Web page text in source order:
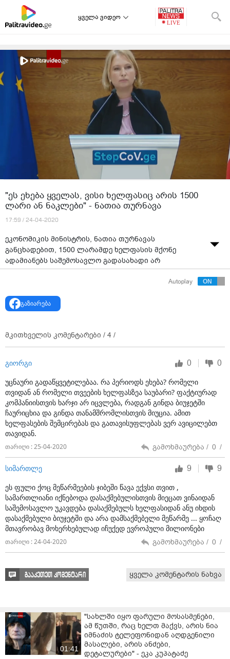
ყველა ვიდეო
"ეს ეხება ყველას, ვისი ხელფასიც არის 1500
ლარი ან ნაკლები" - ნათია თურნავა
17:59 / 24-04-2020
ეკონომიკის მინისტრის, ნათია თურნავას
განცხადებით, 1500 ლარამდე ხელფასის მქონე
ადამიანებს საშემოსავლო გადასახადი არ
დაერიცხებათ. მინისტრის განცხადებით, აღნიშნული
შეღავათები, პირველ რიგში, არის მიმართული
ადამიანების დასაქმება, რომლებიც ხელფასებს ამ
კომპანიებში იღებენ.
Autoplay
გაზიარება
მკითხველის კომენტარები / 4 /
გიორგი 0 0
უცნაური გადაწყვეტილებაა. რა პერიოდს ეხება? რომელი
თვიდან ან რომელი თვეების ხელფასზეა საუბარი? ფაქტიურად
კომპანიისთვის ხარჯი არ იცვლება, რადგან გინდა ბიუჯეტში
ჩაურიცხია და გინდა თანამშრომლისთვის მიუცია. ამით
ხელფასების შემცირებას და გათავისუფლებას ვერ ავიცილებთ
თავიდან.
თარიღი : 25-04-2020 გამოხმაურება / 0 /
სიმართლე 9 9
ეს ფული ქოც მეწარმეების ჯიბეში წავა ექვსი თვით ,
სამართლიანი იქნებოდა დასაქმებულისთვის მიეცათ ვინაიდან
საშემოსავლო უკავდება დასაქმებულს ხელფასიდან ანუ იხდის
დასაქმებული ბიუჯეტში და არა დამსაქმებელი მეწარმე ... ყოჩაღ
მთავრობავ მოხერხებულად იჩუქედ ევროპული მილიონები
თარიღი : 24-04-2020 გამოხმაურება / 0 /
გააკეთეთ კომენტარი ყველა კომენტარის ნახვა
01:41
"სახლში იყო ფარული მოსასმენები,
ამ წუთში, რაც ხელთ მაქვს, არის ნია
იმნაძის ტელეფონიდან აღდგენილი
მასალები, არის ანძები,
დეტალურები" - ეკა კუპატაძე